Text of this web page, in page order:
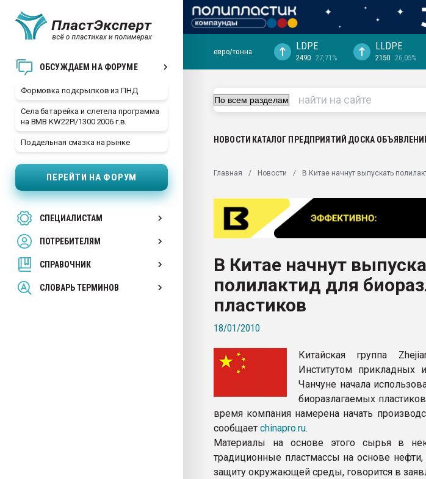
ОБСУЖДАЕМ НА ФОРУМЕ
Формовка подкрылков из ПНД
Села батарейка и слетела программа
на BMB KW22PI/1300 2006 г.в.
Поддельная смазка на рынке
ПЕРЕЙТИ НА ФОРУМ
СПЕЦИАЛИСТАМ
ПОТРЕБИТЕЛЯМ
СПРАВОЧНИК
СЛОВАРЬ ТЕРМИНОВ
29.07.2026 ФРП помог "Ижевскому
Вакуум-формовочные машины:
28.07.2026 Автоматизация выходит на
первый план в переработке
пластмасс
ситуацией на строительном рынке
Всё, что касается выдува ПЭТ
бутылок
ПЕРЕЙТИ НА ФОРУМ
евро/тонна LDPE
2490 27,71%
LLDPE
2150 26,05%
НОВОСТИ КАТАЛОГ ПРЕДПРИЯТИЙ ДОСКА
Главная Новости В Китае начнут выпускать
В Китае начнут
полилактид для
пластиков
18/01/2010
Китайская группа
Институтом прикладных
Чанчуне начала
биоразлагаемых
время компания намерена начать
сообщает chinapro.ru.
Материалы на основе этого сырья в
традиционные пластмассы на основе
защиту окружающей среды, говорится в